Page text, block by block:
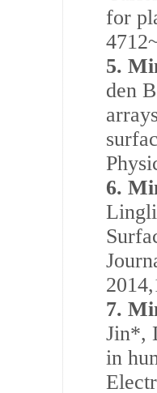
for
5.
den
6.
7.
Jin*,
in